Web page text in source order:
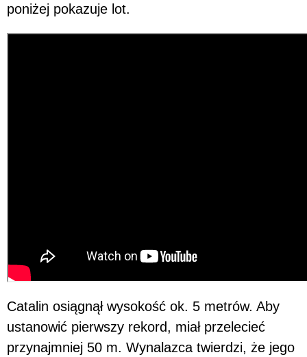
poniżej pokazuje lot.
Catalin osiągnął wysokość ok. 5 metrów. Aby
ustanowić pierwszy rekord, miał przelecieć
przynajmniej 50 m. Wynalazca twierdzi, że jego